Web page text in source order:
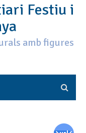
Festiu i
amb figures